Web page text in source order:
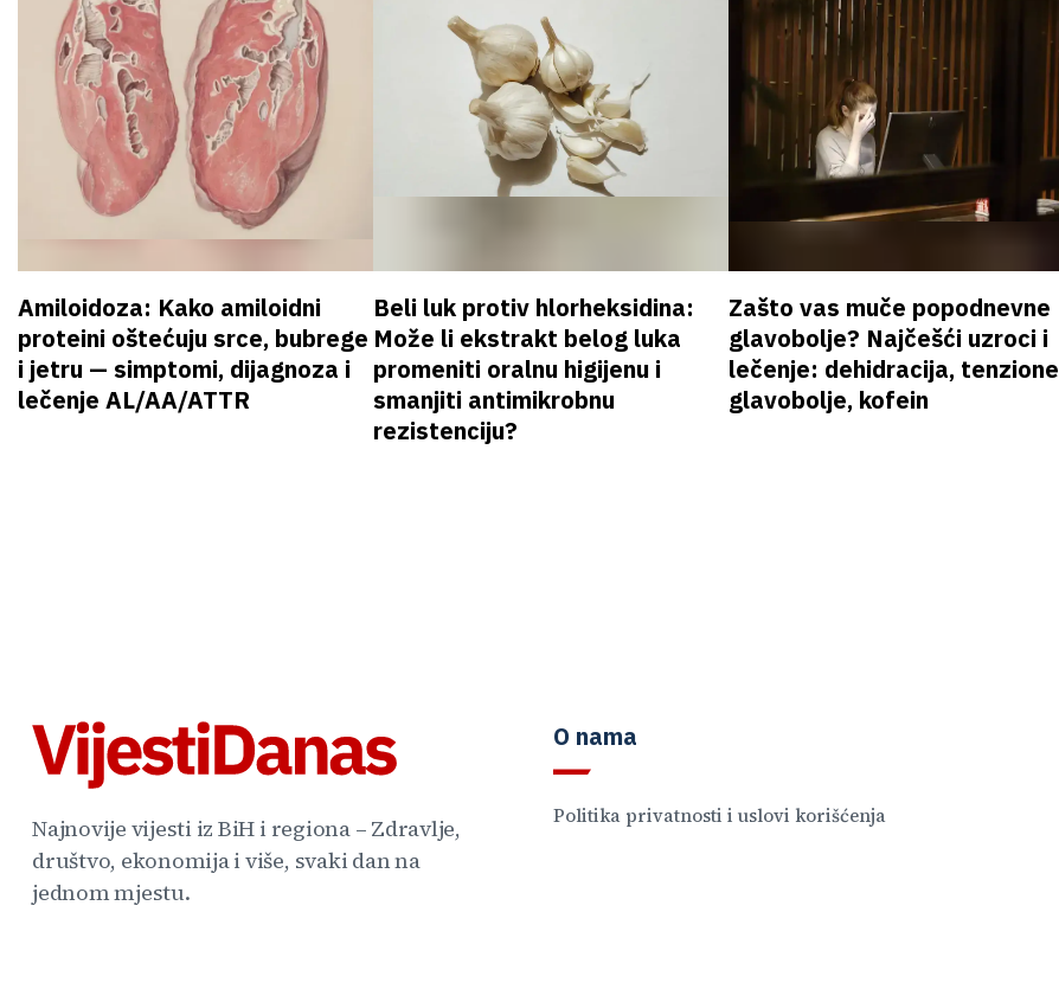
Amiloidoza: Kako amiloidni
proteini oštećuju srce, bubrege
i jetru — simptomi, dijagnoza i
lečenje AL/AA/ATTR
Beli luk protiv hlorheksidina:
Može li ekstrakt belog luka
promeniti oralnu higijenu i
smanjiti antimikrobnu
rezistenciju?
Zašto vas muče popodnevne
glavobolje? Najčešći uzroci i
lečenje: dehidracija, tenzione
glavobolje, kofein
Najnovije vijesti iz BiH i regiona – Zdravlje,
društvo, ekonomija i više, svaki dan na
jednom mjestu.
O nama
Politika privatnosti i uslovi korišćenja